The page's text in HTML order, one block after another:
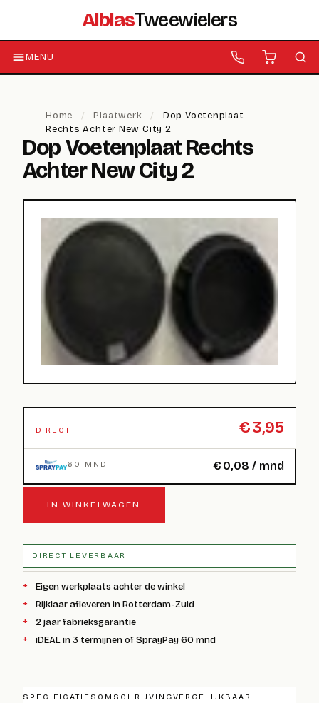
AlblasTweewielers
MENU
Home / Plaatwerk /
Dop Voetenplaat
Rechts Achter New City 2
Dop Voetenplaat Rechts
Achter New City 2
DIRECT €3,95
60 MND € 0,08 / mnd
IN WINKELWAGEN
DIRECT LEVERBAAR
Eigen werkplaats achter de winkel
Rijklaar afleveren in Rotterdam-Zuid
2 jaar fabrieksgarantie
iDEAL in 3 termijnen of SprayPay 60 mnd
SPECIFICATIES OMSCHRIJVINGVERGELIJKBAAR